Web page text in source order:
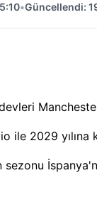
•Güncellendi:
ile 2029 yılına